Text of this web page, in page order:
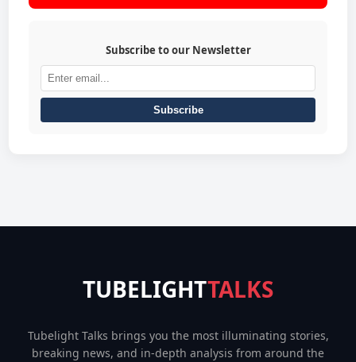
Subscribe to our Newsletter
Subscribe
TUBELIGHTTALKS
Tubelight Talks brings you the most illuminating stories,
breaking news, and in-depth analysis from around the